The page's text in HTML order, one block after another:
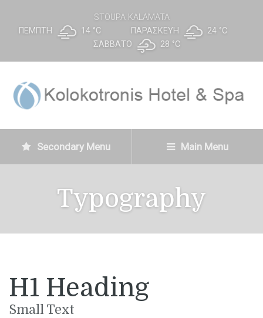
STOUPA KALAMATA
ΠΈΜΠΤΗ
14 °C ΠΑΡΑΣΚΕΥΉ 24 °C
ΣΆΒΒΑΤΟ
28 °C
Secondary Menu Main Menu
Typography
H1 Heading
Small Text